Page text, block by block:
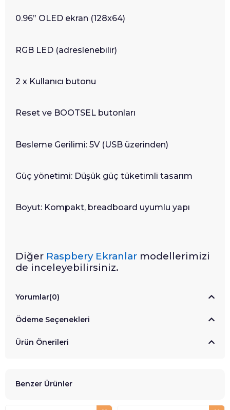
0.96” OLED ekran (128x64)
RGB LED (adreslenebilir)
2 x Kullanıcı butonu
Reset ve BOOTSEL butonları
Besleme Gerilimi: 5V (USB üzerinden)
Güç yönetimi: Düşük güç tüketimli tasarım
Boyut: Kompakt, breadboard uyumlu yapı
Diğer Raspbery Ekranlar modellerimizi
de inceleyebilirsiniz.
Yorumlar(0)
Ödeme Seçenekleri
Ürün Önerileri
Benzer Ürünler